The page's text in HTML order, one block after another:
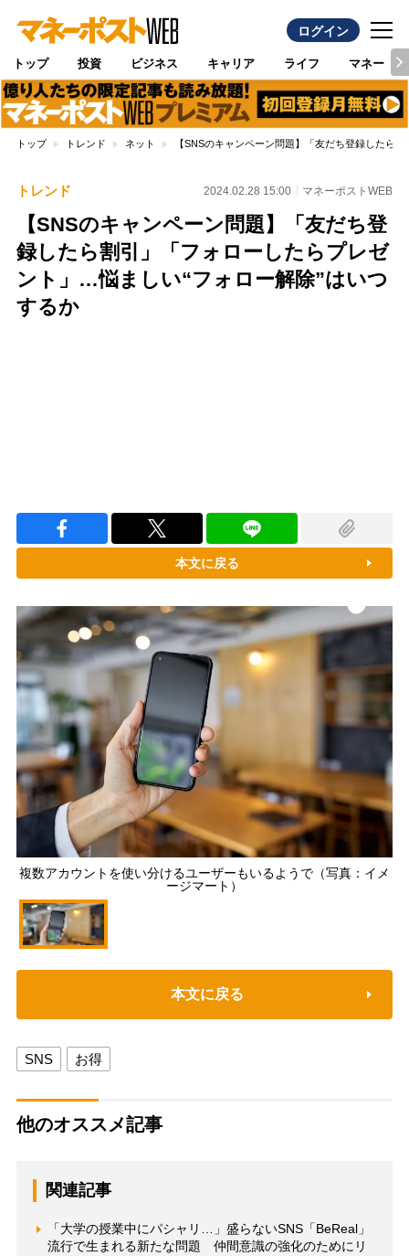
ログイン
トップ 投資 ビジネス キャリア ライフ マネー
トップ トレンド ネット 【SNSのキャンペーン問題】「友だち登録したら
トレンド 2024.02.28 15:00 マネーポストWEB
【SNSのキャンペーン問題】「友だち登
録したら割引」「フォローしたらプレゼ
ント」…悩ましい“フォロー解除”はいつ
するか
本文に戻る
複数アカウントを使い分けるユーザーもいるようで（写真：イメ
ージマート）
本文に戻る
SNS お得
他のオススメ記事
関連記事
「大学の授業中にパシャリ…」盛らないSNS「BeReal」
流行で生まれる新たな問題 仲間意識の強化のためにリ